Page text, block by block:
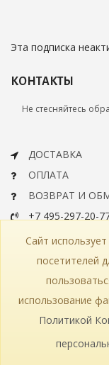
Эта подписка
КОНТАКТЫ
Не стесняйтесь
ДОСТАВКА
ОПЛАТА
ВОЗВРАТ И
+7 495-297-20-
СКАЧАТЬ
КАТАЛОГ
СТАТЬИ
© 2018—2026
Сайт
посетителей
использование
Политикой